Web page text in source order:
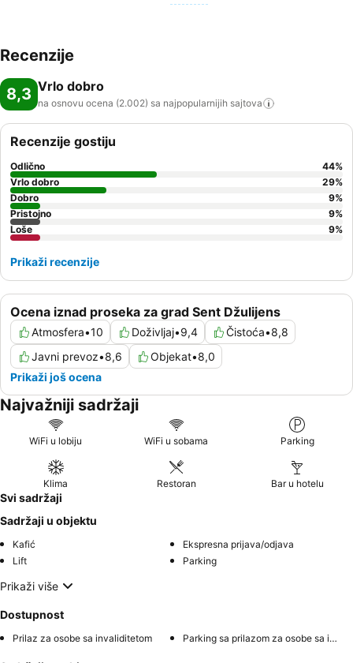
Recenzije
8,3 Vrlo dobro
na osnovu ocena (2.002) sa najpopularnijih sajtova
Ocena iznad proseka za grad Sent Džulijens
Atmosfera•10 Doživljaj•9,4 Čistoća•8,8
Javni prevoz•8,6 Objekat•8,0
Prikaži još ocena
Recenzije gostiju
Odlično 44%
Vrlo dobro
29%
Dobro
9%
Pristojno
9%
Loše
9%
Prikaži recenzije
Najvažniji sadržaji
WiFi u lobiju WiFi u sobama Parking
Klima Restoran Bar u hotelu
Svi sadržaji
Sadržaji u objektu
Kafić
Ekspresna prijava/odjava
Lift
Parking
Prikaži više
Dostupnost
Prilaz za osobe sa invaliditetom Parking sa prilazom za osobe sa invaliditetom